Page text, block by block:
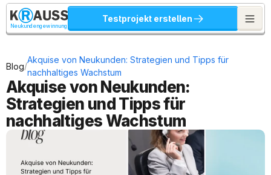
Neukundengewinnung
Testprojekt erstellen
Blog/
Akquise von Neukunden: Strategien und Tipps für
nachhaltiges Wachstum
Akquise von Neukunden:
Strategien und Tipps für
nachhaltiges Wachstum